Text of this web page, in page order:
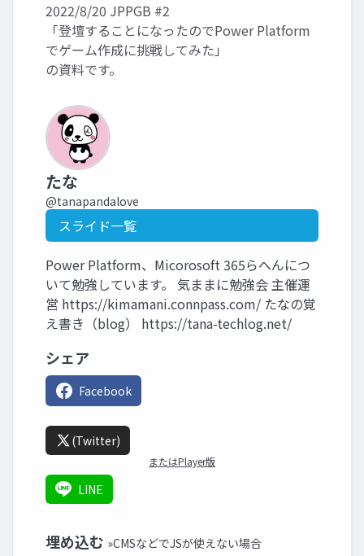
2022/8/20 JPPGB #2
「登壇することになったのでPower Platform
でゲーム作成に挑戦してみた」
の資料です。
たな
@tanapandalove
スライド一覧
Power Platform、Micorosoft 365らへんにつ
いて勉強しています。 気ままに勉強会 主催運
営 https://kimamani.connpass.com/ たなの覚
え書き（blog） https://tana-techlog.net/
シェア
Facebook
(Twitter)
またはPlayer版
LINE
埋め込む »CMSなどでJSが使えない場合